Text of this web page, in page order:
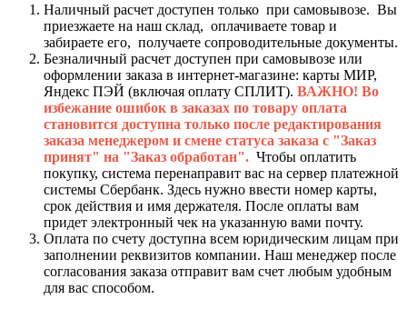
Наличный расчет доступен только при самовывозе. Вы
приезжаете на наш склад, оплачиваете товар и
забираете его, получаете сопроводительные документы.
Безналичный расчет доступен при самовывозе или
оформлении заказа в интернет-магазине: карты МИР,
Яндекс ПЭЙ (включая оплату СПЛИТ). ВАЖНО! Во
избежание ошибок в заказах по товару оплата
становится доступна только после редактирования
заказа менеджером и смене статуса заказа с "Заказ
принят" на "Заказ обработан". Чтобы оплатить
покупку, система перенаправит вас на сервер платежной
системы Сбербанк. Здесь нужно ввести номер карты,
срок действия и имя держателя. После оплаты вам
придет электронный чек на указанную вами почту.
Оплата по счету доступна всем юридическим лицам при
заполнении реквизитов компании. Наш менеджер после
согласования заказа отправит вам счет любым удобным
для вас способом.